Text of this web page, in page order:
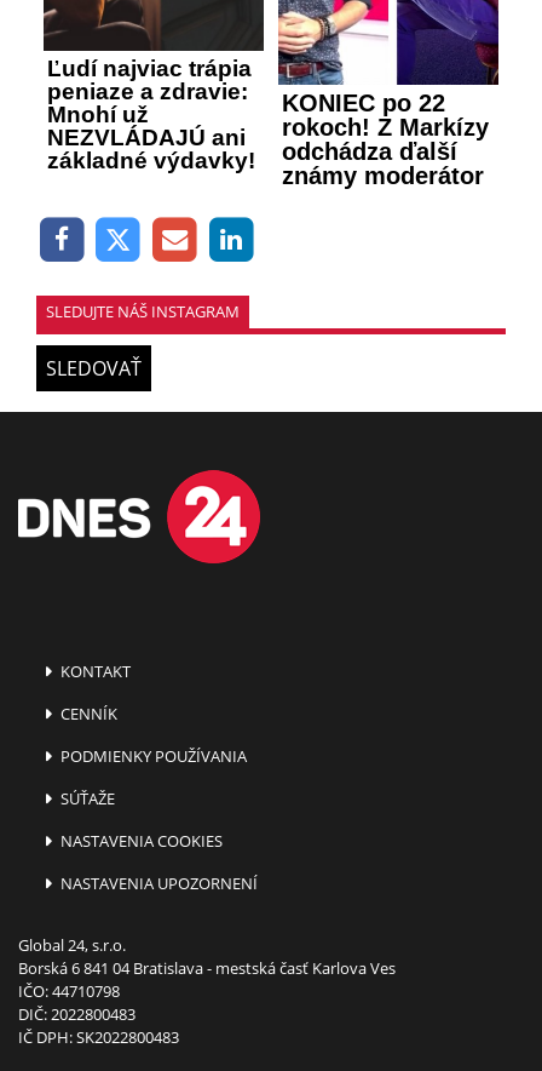
Ľudí najviac trápia
peniaze a zdravie:
Mnohí už
NEZVLÁDAJÚ ani
základné výdavky!
KONIEC po 22
rokoch! Z Markízy
odchádza ďalší
známy moderátor
SLEDUJTE NÁŠ INSTAGRAM
SLEDOVAŤ
KONTAKT
CENNÍK
PODMIENKY POUŽÍVANIA
SÚŤAŽE
NASTAVENIA COOKIES
NASTAVENIA UPOZORNENÍ
Global 24, s.r.o.
Borská 6 841 04 Bratislava - mestská časť Karlova Ves
IČO: 44710798
DIČ: 2022800483
IČ DPH: SK2022800483